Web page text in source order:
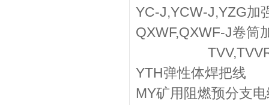
YC-J,YCW-J,YZG加
QXWF,QXWF-J卷筒
YTH弹性体焊把线
MY矿用阻燃预分支